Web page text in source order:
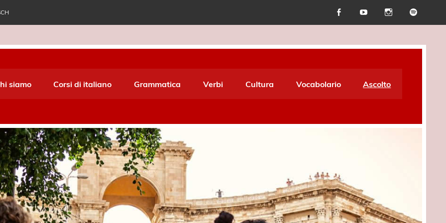
World Italiano
siamo Corsi di italiano Grammatica Verbi Cultura Vocabolario Ascolto